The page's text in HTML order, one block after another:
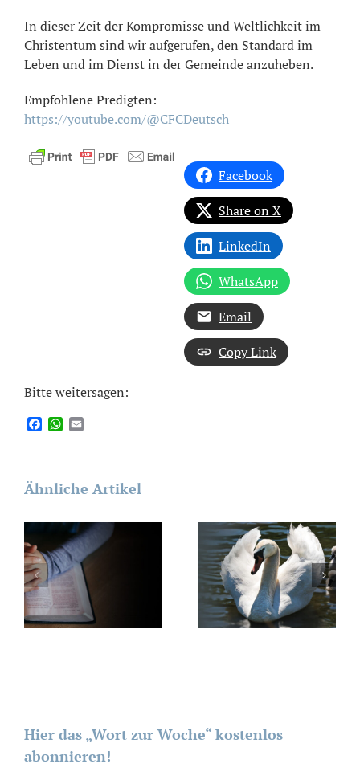
In dieser Zeit der Kompromisse und Weltlichkeit im
Christentum sind wir aufgerufen, den Standard im
Leben und im Dienst in der Gemeinde anzuheben.
Empfohlene Predigten:
https://youtube.com/@CFCDeutsch
Facebook
Share on X
LinkedIn
WhatsApp
Email
Copy Link
Bitte weitersagen:
FacebookWhatsApp
Ähnliche Artikel
Hier das „Wort zur Woche“ kostenlos
abonnieren!